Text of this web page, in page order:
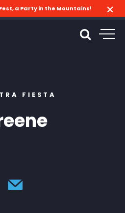
a Party in the Mountains!
FIESTA